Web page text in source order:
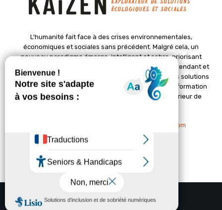
L'humanité fait face à des crises environnementales,
économiques et sociales sans précédent. Malgré cela, un
nouveau paradigme émerge, intelligent et sobre, priorisant
l'épanouissement de la vie. Le magazine Kaizen, indépendant et
positif, met en lumière des initiatives pionnières et des solutions
créatives pour un avenir meilleur. Il croit en une transformation
profonde des sociétés grâce à un changement intérieur de
contact@kaizen-magazine.com
A propos
Contact